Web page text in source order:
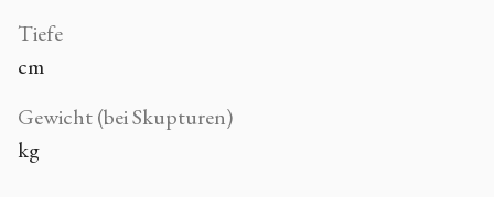
Tiefe
cm
Gewicht (bei Skupturen)
kg